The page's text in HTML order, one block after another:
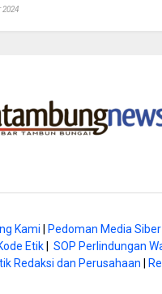
2024
Kami Pedoman Media Siber|
Etik| SOP Perlindungan
Redaksi dan Perusahaan